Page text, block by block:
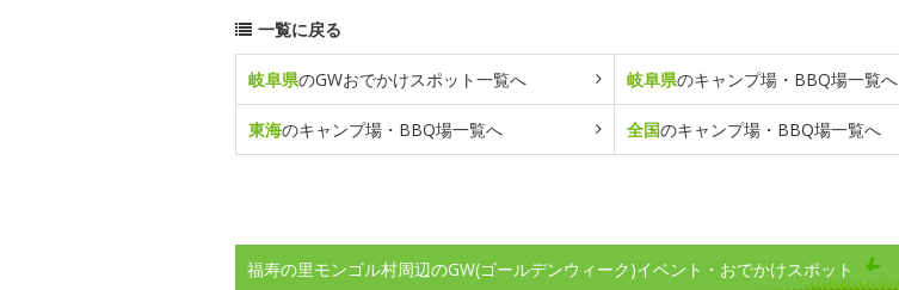
一覧に戻る
岐阜県のGWおでかけスポット一覧へ 岐阜県のキャンプ場・BBQ場一覧へ
東海のキャンプ場・BBQ場一覧へ 全国のキャンプ場・BBQ場一覧へ
福寿の里モンゴル村周辺のGW(ゴールデンウィーク)イベント・おでかけスポット